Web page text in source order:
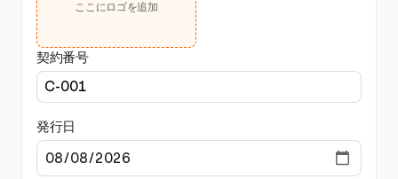
ここにロゴを追加
契約番号
発行日